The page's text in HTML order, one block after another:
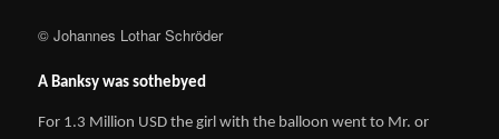
© Johannes Lothar Schröder
A Banksy was sothebyed
For 1.3 Million USD the girl with the balloon went to Mr. or